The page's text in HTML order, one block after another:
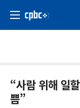
“사람 위해 일
쁨”